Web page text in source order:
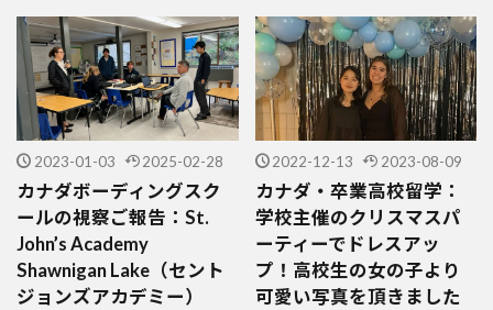
2023-01-03 2025-02-28
カナダボーディングスク
ールの視察ご報告：St.
John’s Academy
Shawnigan Lake（セント
ジョンズアカデミー）
2022-12-13 2023-08-09
カナダ・卒業高校留学：
学校主催のクリスマスパ
ーティーでドレスアッ
プ！高校生の女の子より
可愛い写真を頂きました